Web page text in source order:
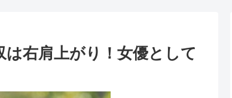
右肩上がり！女優として